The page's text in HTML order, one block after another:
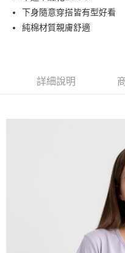
貨到付款
每筆NT$120，滿NT$1,500(含
下身隨意穿搭皆有型好看
純棉材質親膚舒適
詳細說明